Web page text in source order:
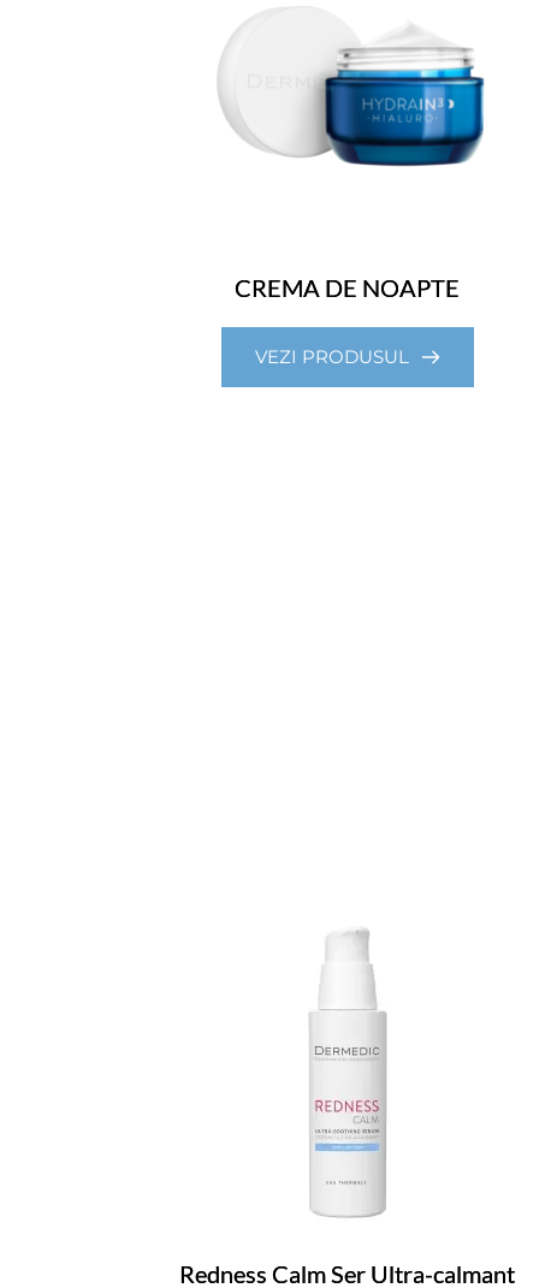
CREMA DE NOAPTE
VEZI PRODUSUL
Redness Calm Ser Ultra-calmant